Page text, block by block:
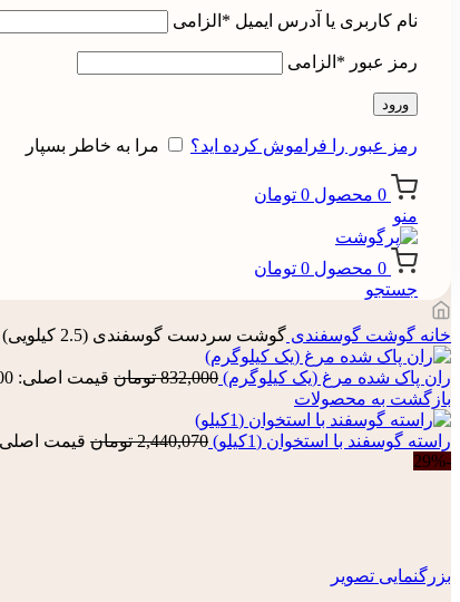
نام کاربری یا آدرس ایمیل * الزامی
رمز عبور * الزامی
ورود
رمز عبور را فراموش کرده اید؟ مرا به خاطر بسپار
0 محصول 0 تومان
منو
0 محصول 0 تومان
جستجو
خانه گوشت گوسفندی گوشت سردست گوسفندی (2.5 کیلویی)
ران پاک شده مرغ (یک کیلوگرم) 832,000 تومان قیمت اصلی: 832,000 تومان بود.
بازگشت به محصولات
راسته گوسفند با استخوان (1کیلو) 2,440,070 تومان قیمت اصلی: 2,440,070 تومان
-29%
بزرگنمایی تصویر